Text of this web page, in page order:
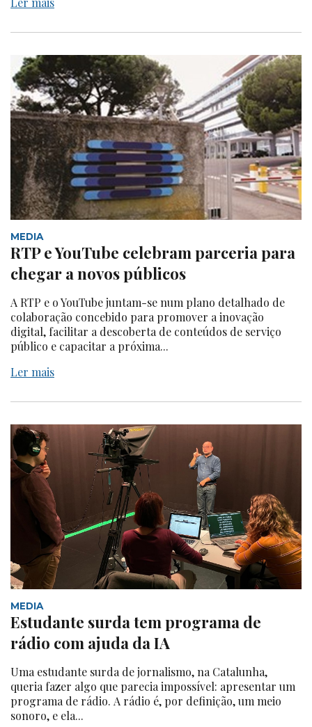
MEDIA
RTP e YouTube celebram parceria para
chegar a novos públicos
A RTP e o YouTube juntam-se num plano detalhado de
colaboração concebido para promover a inovação
digital, facilitar a descoberta de conteúdos de serviço
público e capacitar a próxima...
Ler mais
MEDIA
Estudante surda tem programa de
rádio com ajuda da IA
Uma estudante surda de jornalismo, na Catalunha,
queria fazer algo que parecia impossível: apresentar um
programa de rádio. A rádio é, por definição, um meio
sonoro, e ela...